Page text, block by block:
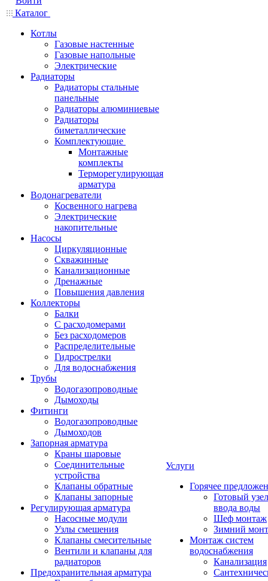
Каталог
Котлы
Газовые настенные
Газовые напольные
Электрические
Радиаторы
Радиаторы стальные
панельные
Радиаторы алюминиевые
Радиаторы
биметаллические
Комплектующие
Монтажные
комплекты
Терморегулирующая
арматура
Водонагреватели
Косвенного нагрева
Электрические
накопительные
Насосы
Циркуляционные
Скважинные
Канализационные
Дренажные
Повышения давления
Коллекторы
Балки
С расходомерами
Без расходомеров
Распределительные
Гидрострелки
Для водоснабжения
Трубы
Водогазопроводные
Дымоходы
Фитинги
Водогазопроводные
Дымоходов
Запорная арматура
Краны шаровые
Соединительные
устройства
Клапаны обратные
Клапаны запорные
Регулирующая арматура
Насосные модули
Узлы смешения
Клапаны смесительные
Вентили и клапаны для
радиаторов
Предохранительная арматура
Услуги
Горячее
Готовый узел
ввода воды
Шеф монтаж
Зимний
Монтаж систем
водоснабжения
Канализация